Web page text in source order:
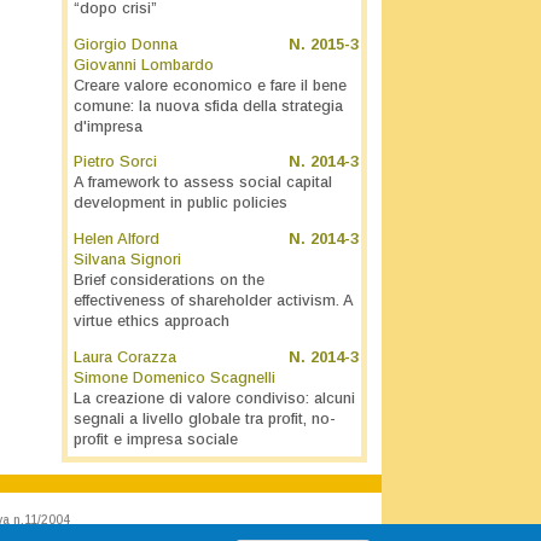
“dopo crisi”
N. 2015-3
Giorgio Donna
Giovanni Lombardo
Creare valore economico e fare il bene
comune: la nuova sfida della strategia
d'impresa
N. 2014-3
Pietro Sorci
A framework to assess social capital
development in public policies
N. 2014-3
Helen Alford
Silvana Signori
Brief considerations on the
effectiveness of shareholder activism. A
virtue ethics approach
N. 2014-3
Laura Corazza
Simone Domenico Scagnelli
La creazione di valore condiviso: alcuni
segnali a livello globale tra profit, no-
profit e impresa sociale
n.11/2004